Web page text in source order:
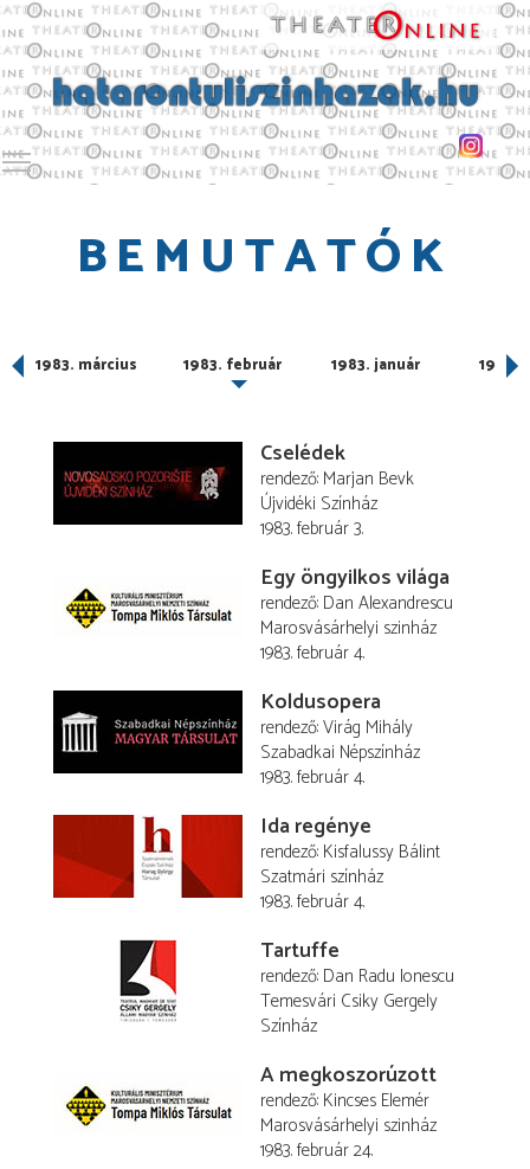
Toggle main menu visibility
BEMUTATÓK
1983. március 1983. február 1983. január 1982.
Cselédek
rendező Marjan Bevk
Újvidéki Színház
1983. február 3.
Egy öngyilkos világa
rendező Dan Alexandrescu
Marosvásárhelyi szinház
1983. február 4.
Koldusopera
rendező Virág Mihály
Szabadkai Népszínház
1983. február 4.
Ida regénye
rendező Kisfalussy Bálint
Szatmári színház
1983. február 4.
Tartuffe
rendező Dan Radu Ionescu
Temesvári Csiky Gergely
Színház
A megkoszorúzott
rendező Kincses Elemér
Marosvásárhelyi szinház
1983. február 24.